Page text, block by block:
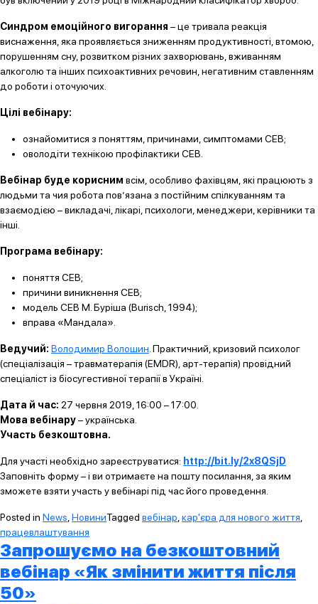
Синдром емоційного вигорання – це тривала реакція
виснаження, яка проявляється зниженням продуктивності, втомою,
порушенням сну, розвитком різних захворювань, вживанням
алкоголю та інших психоактивних речовин, негативним ставленням
до роботи і оточуючих.
Цілі вебінару:
ознайомитися з поняттям, причинами, симптомами СЕВ;
оволодіти технікою профілактики СЕВ.
Вебінар буде корисним всім, особливо фахівцям, які працюють з
людьми та чия робота пов’язана з постійним спілкуванням та
взаємодією – викладачі, лікарі, психологи, менеджери, керівники та
інші.
Програма вебінару:
поняття СЕВ;
причини виникнення СЕВ;
модель СЕВ М. Буріша (Burisch, 1994);
вправа «Мандала».
Ведучий: Володимир Волошин . Практичний, кризовий психолог
(спеціалізація – травматерапія (EMDR), арт-терапія) провідний
спеціаліст із біосугестивної терапії в Україні.
Дата й час: 27 червня 2019, 16:00 – 17:00.
Мова вебінару– українська.
Участь безкоштовна.
Для участі необхідно зареєструватися: http://bit.ly/2x8QSjD
Заповніть форму – і ви отримаєте на пошту посилання, за яким
зможете взяти участь у вебінарі під час його проведення.
Posted in News НовиниTagged вебінар кар'єра для нового життя
працевлаштування
Запрошуємо на безкоштовний
вебінар «Як змінити життя після
50»